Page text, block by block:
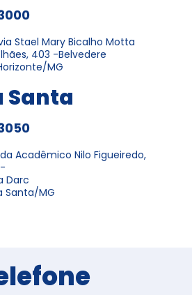
Stael Mary Bicalho Motta
403 -Belvedere
MG
Santa
Acadêmico Nilo Figueiredo,
Darc
Santa/MG